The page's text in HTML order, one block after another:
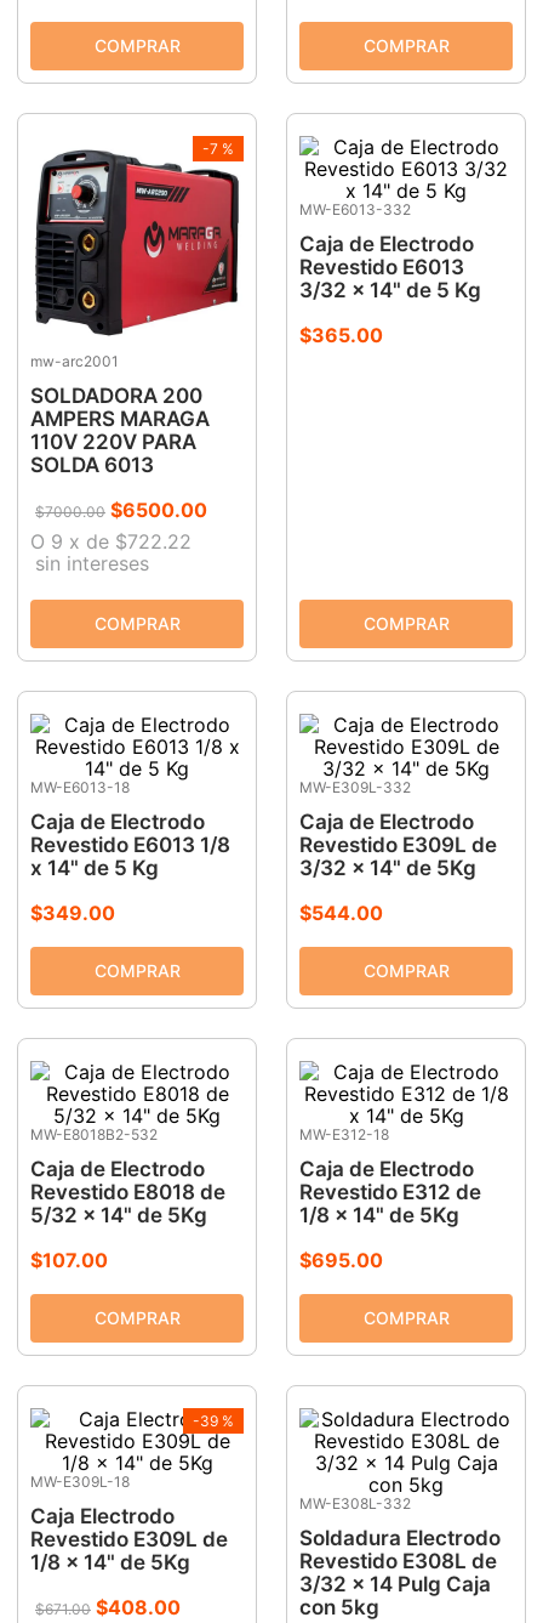
-7 %
mw-arc2001
SOLDADORA 200
AMPERS MARAGA
110V 220V PARA
SOLDA 6013
$7000.00 $6500.00
O 9 x de $722.22
sin intereses
MW-E6013-332
Caja de Electrodo
Revestido E6013
3/32 x 14" de 5 Kg
$365.00
MW-E6013-18
Caja de Electrodo
Revestido E6013 1/8
x 14" de 5 Kg
$349.00
MW-E309L-332
Caja de Electrodo
Revestido E309L de
3/32 x 14" de 5Kg
$544.00
MW-E8018B2-532
Caja de Electrodo
Revestido E8018 de
5/32 x 14" de 5Kg
$107.00
MW-E312-18
Caja de Electrodo
Revestido E312 de
1/8 x 14" de 5Kg
$695.00
-39 %
MW-E309L-18
Caja Electrodo
Revestido E309L de
1/8 x 14" de 5Kg
$671.00 $408.00
MW-E308L-332
Soldadura Electrodo
Revestido E308L de
3/32 x 14 Pulg Caja
con 5kg